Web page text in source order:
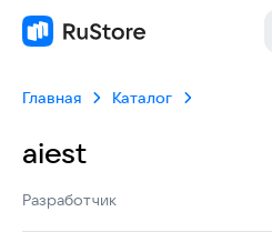
Главная Каталог
aiest
Разработчик